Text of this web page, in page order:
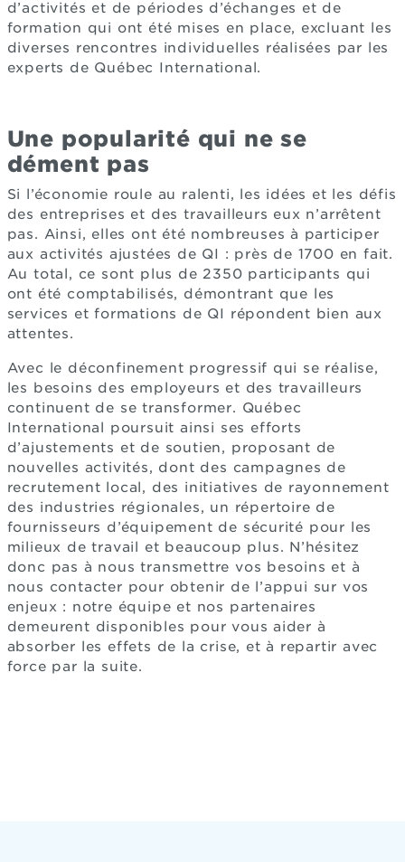
d’activités et de périodes d’échanges et de
formation qui ont été mises en place, excluant les
diverses rencontres individuelles réalisées par les
experts de Québec International.
Une popularité qui ne se
dément pas
Si l’économie roule au ralenti, les idées et les défis
des entreprises et des travailleurs eux n’arrêtent
pas. Ainsi, elles ont été nombreuses à participer
aux activités ajustées de QI : près de 1700 en fait.
Au total, ce sont plus de 2350 participants qui
ont été comptabilisés, démontrant que les
services et formations de QI répondent bien aux
attentes.
Avec le déconfinement progressif qui se réalise,
les besoins des employeurs et des travailleurs
continuent de se transformer. Québec
International poursuit ainsi ses efforts
d’ajustements et de soutien, proposant de
nouvelles activités, dont des campagnes de
recrutement local, des initiatives de rayonnement
des industries régionales, un répertoire de
fournisseurs d’équipement de sécurité pour les
milieux de travail et beaucoup plus. N’hésitez
donc pas à nous transmettre vos besoins et à
nous contacter pour obtenir de l’appui sur vos
enjeux : notre équipe et nos partenaires
demeurent disponibles pour vous aider à
absorber les effets de la crise, et à repartir avec
force par la suite.